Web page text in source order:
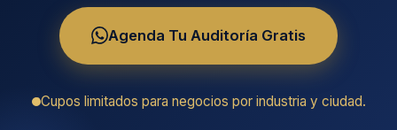
Agenda Tu Auditoría Gratis
Cupos limitados para negocios por industria y ciudad.